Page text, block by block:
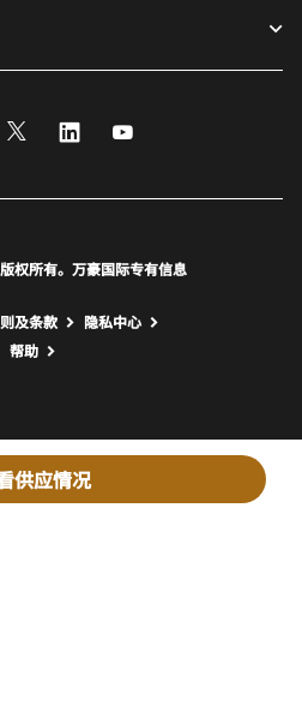
供应情况
Twitter LinkedIn
权所有。万豪国际专有信息
及条款
隐私中心
打开新窗口
帮助